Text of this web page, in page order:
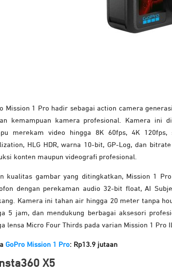
Mission 1 Pro hadir sebagai action camera
kemampuan kamera profesional. Kamera ini
merekam video hingga 8K 60fps, 4K 120fps,
HLG HDR, warna 10-bit, GP-Log, dan
konten maupun videografi profesional.
kualitas gambar yang ditingkatkan, Mission 1
dengan perekaman audio 32-bit float, AI
Kamera ini tahan air hingga 20 meter tanpa
5 jam, dan mendukung berbagai aksesori
lensa Micro Four Thirds pada varian Mission 1 Pro
GoPro Mission 1 Pro: Rp13.9 jutaan
X5